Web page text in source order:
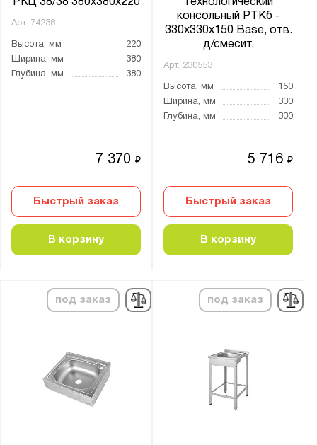
РКЦ 38/38 380x380x220
Арт. 74238
Высота, мм
220
Ширина, мм
380
Глубина, мм
380
7 370₽
Быстрый заказ
В корзину
технологический
консольный РТКб -
330x330x150 Base, отв.
д/смесит.
Арт. 230553
Высота, мм
150
Ширина, мм
330
Глубина, мм
330
5 716₽
Быстрый заказ
В корзину
под заказ под заказ
594x594x250
600x600x300
600x600x350
1110x530x350
Цельнотянутая
Тип рукомойника:
Бедренный
Напольный
Педальный